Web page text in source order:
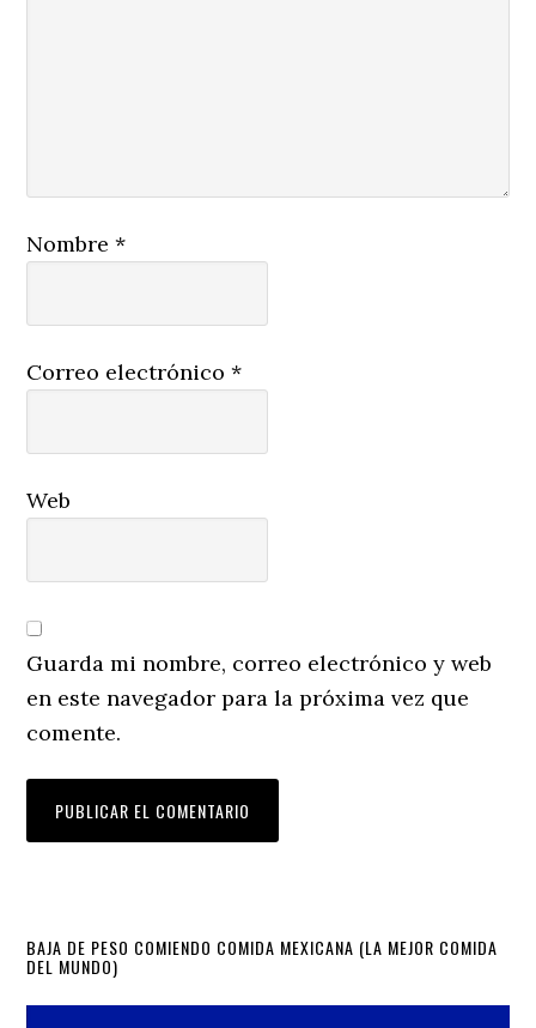
Nombre*
Correo electrónico*
Web
Guarda mi nombre, correo electrónico y web
en este navegador para la próxima vez que
comente.
Primary
Sidebar
BAJA DE PESO COMIENDO COMIDA MEXICANA (LA MEJOR COMIDA
DEL MUNDO)